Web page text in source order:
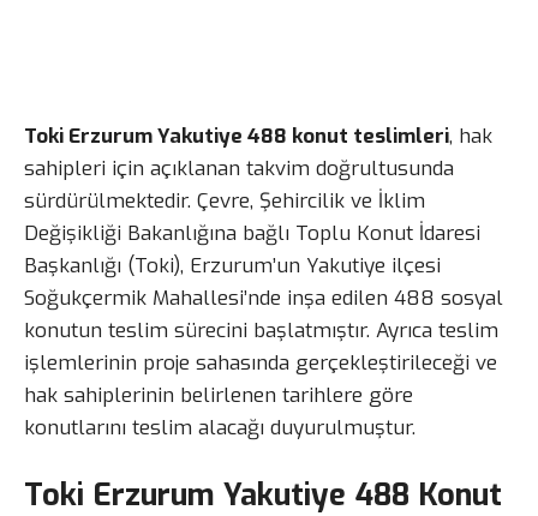
Toki Erzurum Yakutiye 488 konut teslimleri, hak
sahipleri için açıklanan takvim doğrultusunda
sürdürülmektedir. Çevre, Şehircilik ve İklim
Değişikliği Bakanlığına bağlı Toplu Konut İdaresi
Başkanlığı (Toki), Erzurum’un Yakutiye ilçesi
Soğukçermik Mahallesi’nde inşa edilen 488 sosyal
konutun teslim sürecini başlatmıştır. Ayrıca teslim
işlemlerinin proje sahasında gerçekleştirileceği ve
hak sahiplerinin belirlenen tarihlere göre
konutlarını teslim alacağı duyurulmuştur.
Toki Erzurum Yakutiye 488 Konut